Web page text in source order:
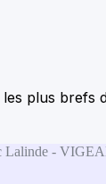
plus brefs
Lalinde -